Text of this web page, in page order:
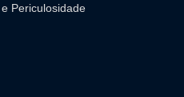
Periculosidade